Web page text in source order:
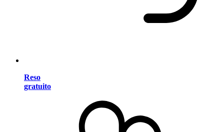
Reso
gratuito